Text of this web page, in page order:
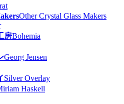
Other Crystal Glass Makers
房Bohemia
Georg Jensen
Silver Overlay
Haskell